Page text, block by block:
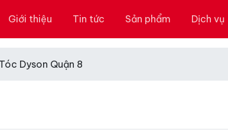
Giới thiệu Tin tức Sản phẩm Dịch vụ
Dyson Quận 8